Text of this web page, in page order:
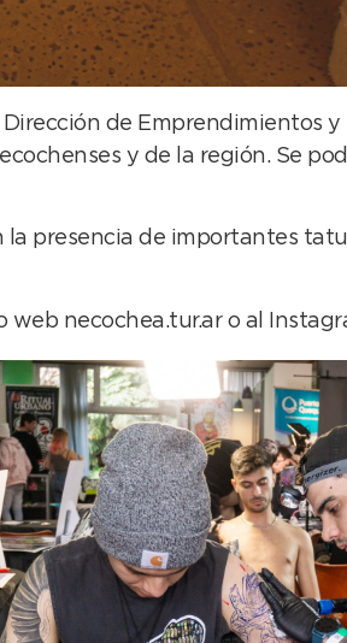
de Emprendimientos y
y de la región. Se
la presencia de importantes
necochea.tur.ar o al